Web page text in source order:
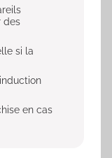
des
si la
en cas